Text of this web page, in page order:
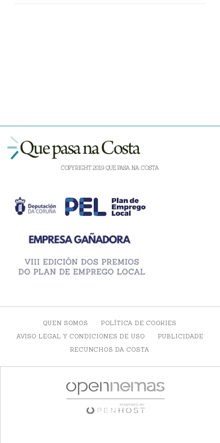
COPYRIGHT 2019 QUE PASA NA COSTA
QUEN SOMOS
POLÍTICA DE COOKIES
AVISO LEGAL Y CONDICIONES DE USO
PUBLICIDADE
RECUNCHOS DA COSTA